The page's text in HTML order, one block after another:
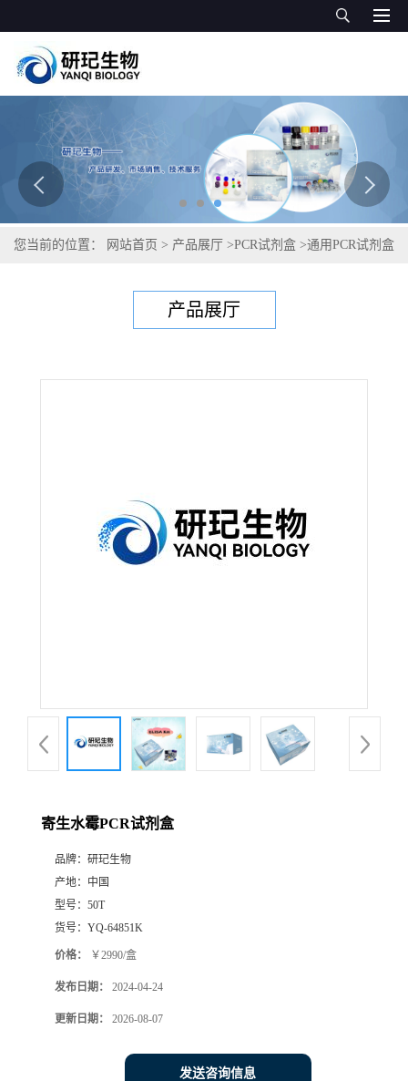
您当前的位置： 网站首页 > 产品展厅 >PCR试剂盒 >通用PCR试剂盒
产品展厅
寄生水霉PCR试剂盒
品牌： 研玘生物
产地： 中国
型号： 50T
货号： YQ-64851K
价格： ￥2990/盒
发布日期： 2024-04-24
更新日期： 2026-08-07
发送咨询信息